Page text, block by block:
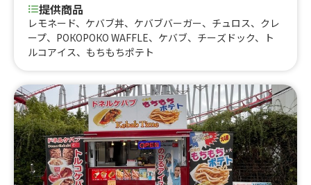
提供商品
レモネード、ケバブ丼、ケバブバーガー、チュロス、クレ
ープ、РОКОРОКО WAFFLE、ケバブ、チーズドック、ト
ルコアイス、もちもちポテト